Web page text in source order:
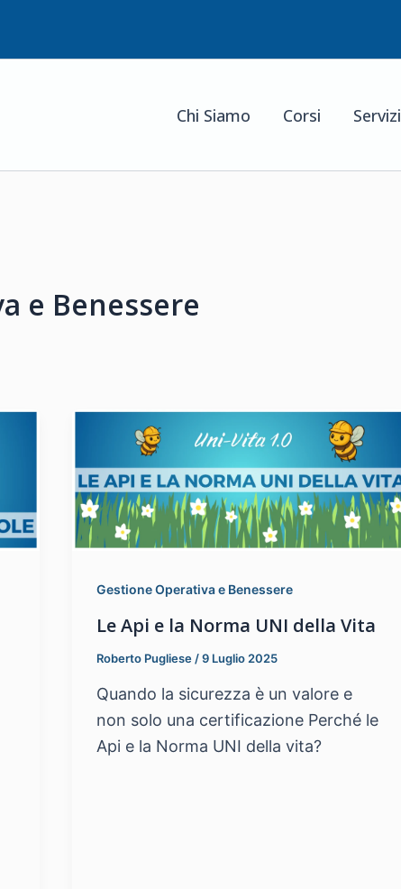
Chi Siamo Corsi Servizi
e Benessere
Gestione Operativa e Benessere
Le Api e la Norma UNI della Vita
Roberto Pugliese /9 Luglio 2025
Quando la sicurezza è un valore e
non solo una certificazione Perché le
Api e la Norma UNI della vita?